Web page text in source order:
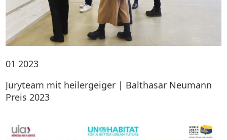
01 2023
Juryteam mit heilergeiger | Balthasar Neumann
Preis 2023